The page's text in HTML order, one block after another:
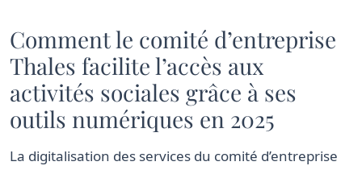
Comment le comité d’entreprise
Thales facilite l’accès aux
activités sociales grâce à ses
outils numériques en 2025
La digitalisation des services du comité d’entreprise